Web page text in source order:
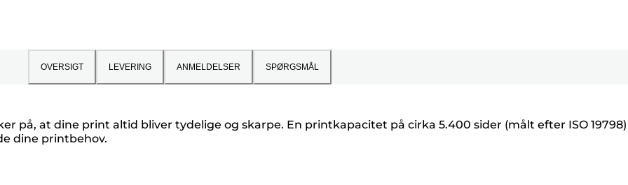
OVERSIGT LEVERING ANMELDELSER SPØRGSMÅL
på, at dine print altid bliver tydelige og skarpe. En printkapacitet på cirka 5.400 sider (målt efter ISO 19798)
dine printbehov.